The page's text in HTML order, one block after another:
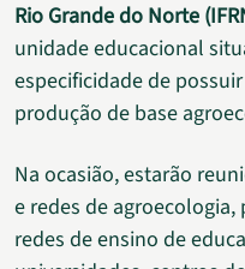
Rio Grande do Norte
unidade educacional
especificidade de
produção de base
Na ocasião, estarão
e redes de
redes de ensino de